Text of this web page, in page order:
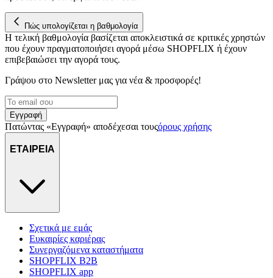
στη συσκευή σας, με σκοπό την προβολή εξατομικευμένων
διαφημίσεων και περιεχομένου, τις μετρήσεις σχετικά με
διαφημίσεις και περιεχόμενο, την καλύτερη εικόνα του κοινού
μας και την ανάπτυξη προϊόντων. Επίσης, κοινοποιούμε
πληροφορίες σχετικά με την από μέρους σας χρήση της
τοποθεσίας μας στους συνεργάτες μέσων κοινωνικής
δικτύωσης, διαφημίσεων και ανάλυσης.
Πώς υπολογίζεται η βαθμολογία
Η τελική βαθμολογία βασίζεται αποκλειστικά σε κριτικές χρηστών
που έχουν πραγματοποιήσει αγορά μέσω SHOPFLIX ή έχουν
επιβεβαιώσει την αγορά τους.
Γράψου στο Νewsletter μας για νέα & προσφορές!
Εγγραφή
Πατώντας «Εγγραφή» αποδέχεσαι τουςόρους χρήσης
ΕΤΑΙΡΕΙΑ
Σχετικά με εμάς
Ευκαιρίες καριέρας
Συνεργαζόμενα καταστήματα
SHOPFLIX B2B
SHOPFLIX app